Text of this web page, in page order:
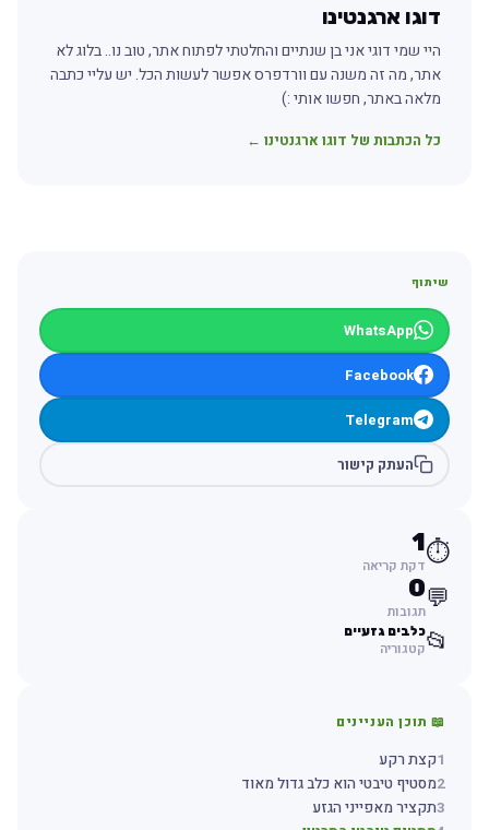
דוגו ארגנטינו
היי שמי דוגי אני בן שנתיים והחלטתי לפתוח אתר, טוב נו.. בלוג לא
אתר, מה זה משנה עם וורדפרס אפשר לעשות הכל. יש עליי כתבה
מלאה באתר, חפשו אותי :)
כל הכתבות של דוגו ארגנטינו ←
שיתוף
WhatsApp
Facebook
Telegram
העתק קישור
⏱️
1
דקת קריאה
💬
0
תגובות
📂כלבים גזעיים
קטגוריה
📖 תוכן העניינים
1קצת רקע
2מסטיף טיבטי הוא כלב גדול מאוד
3תקציר מאפייני הגזע